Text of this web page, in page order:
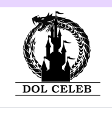
Aller